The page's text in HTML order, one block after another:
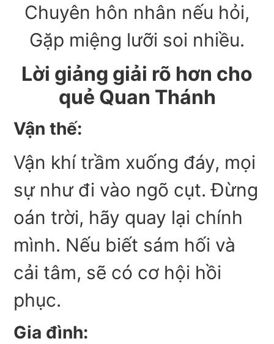
Chuyên hôn nhân nếu hỏi,
Gặp miệng lưỡi soi nhiều.
Lời giảng giải rõ hơn cho
quẻ Quan Thánh
Vận thế:
Vận khí trầm xuống đáy, mọi
sự như đi vào ngõ cụt. Đừng
oán trời, hãy quay lại chính
mình. Nếu biết sám hối và
cải tâm, sẽ có cơ hội hồi
phục.
Gia đình: